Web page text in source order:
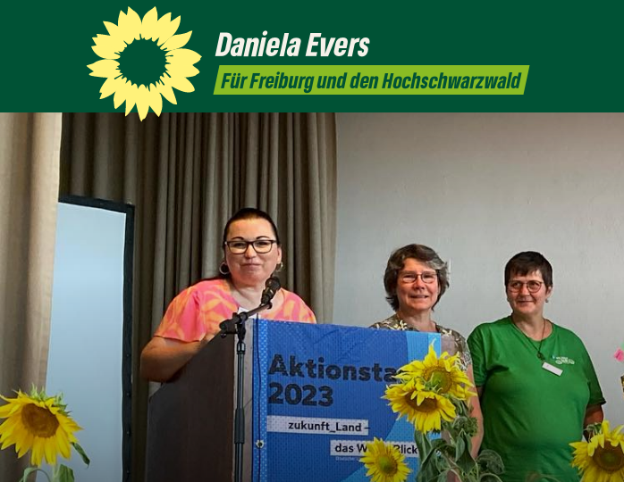
DanielaEvers
Für Freiburg und den Hochschwarzwald